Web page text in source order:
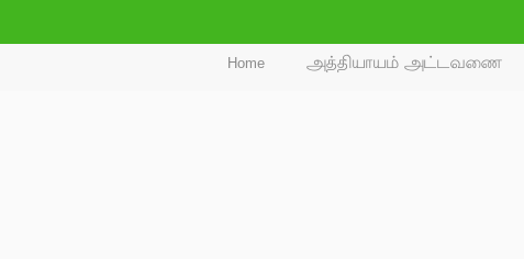
Home அத்தியாயம் அட்டவணை